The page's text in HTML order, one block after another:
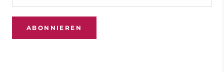
ABONNIEREN